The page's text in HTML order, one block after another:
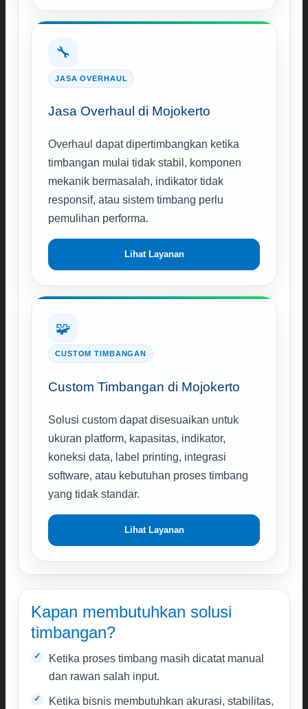
🔧
JASA OVERHAUL
Jasa Overhaul di Mojokerto
Overhaul dapat dipertimbangkan ketika
timbangan mulai tidak stabil, komponen
mekanik bermasalah, indikator tidak
responsif, atau sistem timbang perlu
pemulihan performa.
Lihat Layanan
🧩
CUSTOM TIMBANGAN
Custom Timbangan di Mojokerto
Solusi custom dapat disesuaikan untuk
ukuran platform, kapasitas, indikator,
koneksi data, label printing, integrasi
software, atau kebutuhan proses timbang
yang tidak standar.
Lihat Layanan
Kapan membutuhkan solusi
timbangan?
Ketika proses timbang masih dicatat manual
dan rawan salah input.
Ketika bisnis membutuhkan akurasi, stabilitas,